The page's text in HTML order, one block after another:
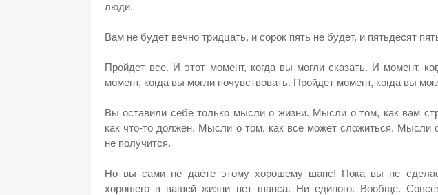
люди.
Вам не будет вечно тридцать, и сорок пять не будет, и пятьдесят
Пройдет все. И этот момент, когда вы могли сказать. И момент,
момент, когда вы могли почувствовать. Пройдет момент, когда вы
Вы оставили себе только мысли о жизни. Мысли о том, как вам
как что-то должен. Мысли о том, как все может сложиться. Мысли
не получится.
Но вы сами не даете этому хорошему шанс! Пока вы не
хорошего в вашей жизни нет шанса. Ни единого. Вообще.